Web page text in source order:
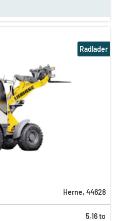
Radlader
Herne, 44628
5,16 to